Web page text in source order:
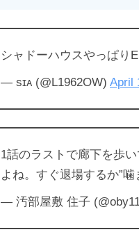
シャドーハウスやっぱり
— sɪᴀ (@L1962OW) April
1話のラストで廊下を歩
よね。すぐ退場するか”
— 汚部屋敷 住子